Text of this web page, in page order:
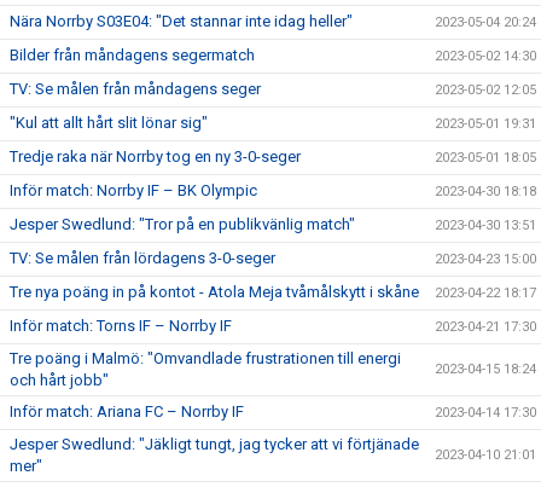
Nära Norrby S03E04: "Det stannar inte idag heller" 2023-05-04 20:24
Bilder från måndagens segermatch 2023-05-02 14:30
TV: Se målen från måndagens seger 2023-05-02 12:05
"Kul att allt hårt slit lönar sig" 2023-05-01 19:31
Tredje raka när Norrby tog en ny 3-0-seger 2023-05-01 18:05
Inför match: Norrby IF – BK Olympic 2023-04-30 18:18
Jesper Swedlund: "Tror på en publikvänlig match" 2023-04-30 13:51
TV: Se målen från lördagens 3-0-seger 2023-04-23 15:00
Tre nya poäng in på kontot - Atola Meja tvåmålskytt i skåne 2023-04-22 18:17
Inför match: Torns IF – Norrby IF 2023-04-21 17:30
Tre poäng i Malmö: "Omvandlade frustrationen till energi
och hårt jobb"
2023-04-15 18:24
Inför match: Ariana FC – Norrby IF 2023-04-14 17:30
Jesper Swedlund: "Jäkligt tungt, jag tycker att vi förtjänade
mer"
2023-04-10 21:01